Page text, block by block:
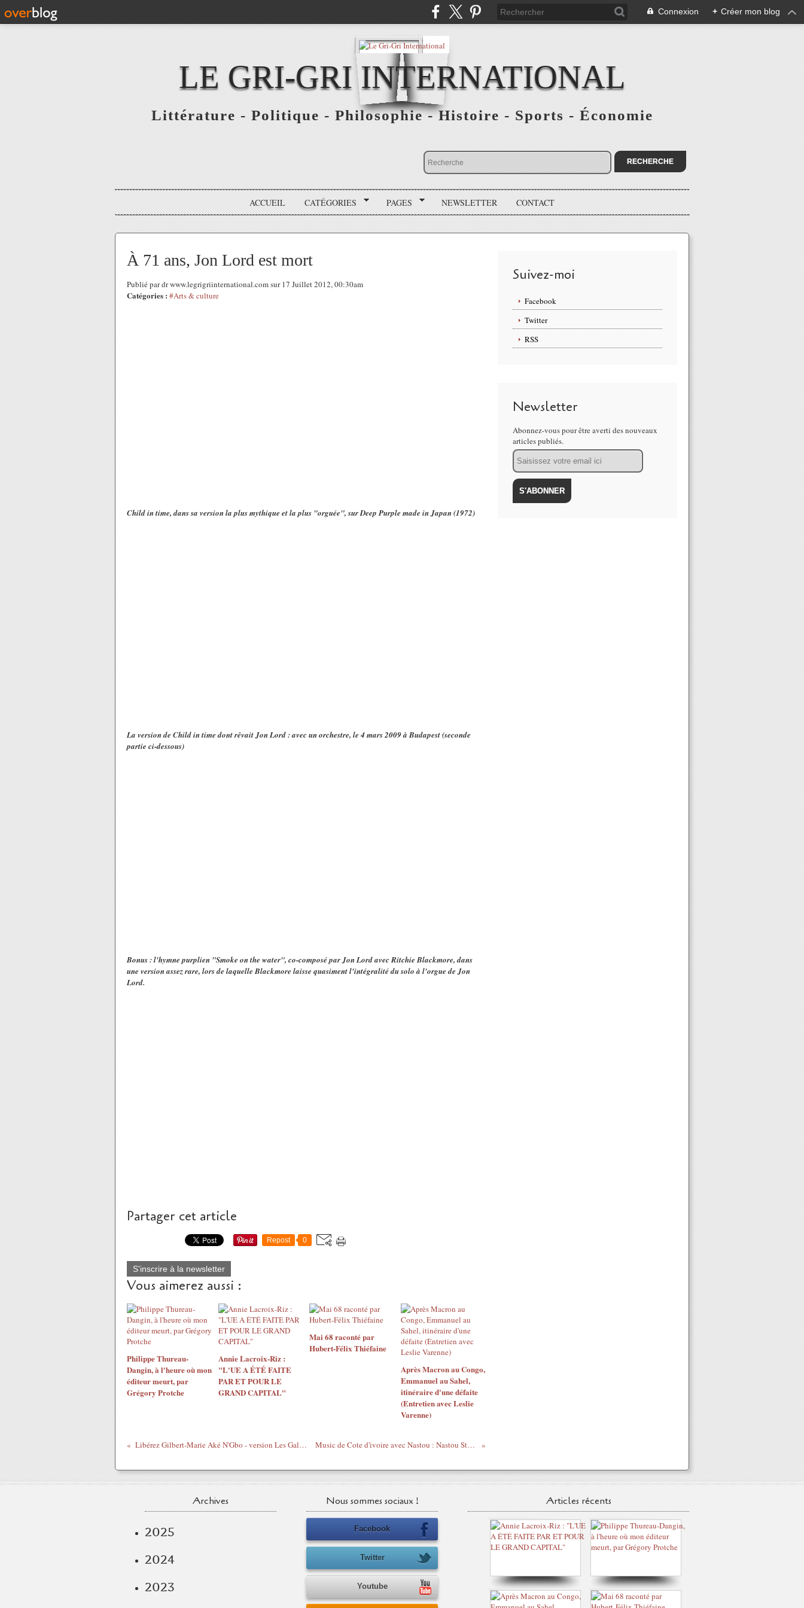
Connexion + Créer mon blog
LE GRI-GRI INTERNATIONAL
Littérature - Politique - Philosophie - Histoire - Sports - Économie
ACCUEIL CATÉGORIES PAGES NEWSLETTER CONTACT
À 71 ans, Jon Lord est mort
Publié par dr www.legrigriinternational.com sur 17 Juillet 2012, 00:30am
Catégories : #Arts & culture
Child in time, dans sa version la plus mythique et la plus "orguée", sur Deep Purple made in Japan (1972)
La version de Child in time dont rêvait Jon Lord : avec un orchestre, le 4 mars 2009 à Budapest (seconde
partie ci-dessous)
Bonus : l'hymne purplien "Smoke on the water", co-composé par Jon Lord avec Ritchie Blackmore, dans
une version assez rare, lors de laquelle Blackmore laisse quasiment l'intégralité du solo à l'orgue de Jon
Lord.
Partager cet article
Repost 0
S'inscrire à la newsletter
Vous aimerez aussi :
Philippe Thureau-
Dangin, à l'heure où mon
éditeur meurt, par
Grégory Protche
Annie Lacroix-Riz :
"L'UE A ÉTÉ FAITE
PAR ET POUR LE
GRAND CAPITAL"
Mai 68 raconté par
Hubert-Félix Thiéfaine
Après Macron au Congo,
Emmanuel au Sahel,
itinéraire d'une défaite
(Entretien avec Leslie
Varenne)
Libérez Gilbert-Marie Aké N'Gbo - version Les Galliets Music de Cote d'ivoire avec Nastou : Nastou Style...
Suivez-moi
Facebook
Twitter
RSS
Newsletter
Abonnez-vous pour être averti des nouveaux
articles publiés.
Email
Archives
2025
2024
2023
Nous sommes sociaux !
Facebook
Twitter
Youtube
Articles récents